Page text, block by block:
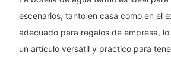
escenarios, tanto en casa como en el
adecuado para regalos de empresa,
un artículo versátil y práctico para